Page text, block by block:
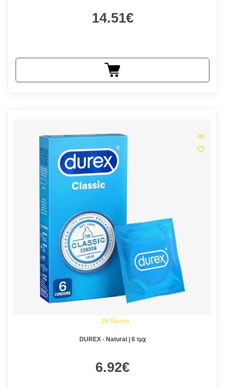
14.51€
28 Πόντοι
DUREX - Natural | 6 τμχ
6.92€